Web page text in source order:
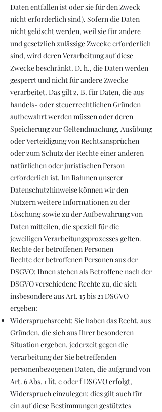
Daten entfallen ist oder sie für den Zweck
nicht erforderlich sind). Sofern die Daten
nicht gelöscht werden, weil sie für andere
und gesetzlich zulässige Zwecke erforderlich
sind, wird deren Verarbeitung auf diese
Zwecke beschränkt. D. h., die Daten werden
gesperrt und nicht für andere Zwecke
verarbeitet. Das gilt z. B. für Daten, die aus
handels- oder steuerrechtlichen Gründen
aufbewahrt werden müssen oder deren
Speicherung zur Geltendmachung, Ausübung
oder Verteidigung von Rechtsansprüchen
oder zum Schutz der Rechte einer anderen
natürlichen oder juristischen Person
erforderlich ist. Im Rahmen unserer
Datenschutzhinweise können wir den
Nutzern weitere Informationen zu der
Löschung sowie zu der Aufbewahrung von
Daten mitteilen, die speziell für die
jeweiligen Verarbeitungsprozesses gelten.
Rechte der betroffenen Personen
Rechte der betroffenen Personen aus der
DSGVO: Ihnen stehen als Betroffene nach der
DSGVO verschiedene Rechte zu, die sich
insbesondere aus Art. 15 bis 21 DSGVO
ergeben:
Widerspruchsrecht: Sie haben das Recht, aus
Gründen, die sich aus Ihrer besonderen
Situation ergeben, jederzeit gegen die
Verarbeitung der Sie betreffenden
personenbezogenen Daten, die aufgrund von
Art. 6 Abs. 1 lit. e oder f DSGVO erfolgt,
Widerspruch einzulegen; dies gilt auch für
ein auf diese Bestimmungen gestütztes